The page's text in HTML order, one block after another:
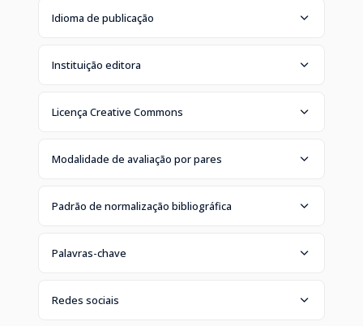
Idioma de publicação
Instituição editora
Licença Creative Commons
Modalidade de avaliação por pares
Padrão de normalização bibliográfica
Palavras-chave
Redes sociais